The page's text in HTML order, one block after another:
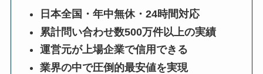
日本全国・年中無休・24時間対応
累計問い合わせ数500万件以上の実績
運営元が上場企業で信用できる
業界の中で圧倒的最安値を実現